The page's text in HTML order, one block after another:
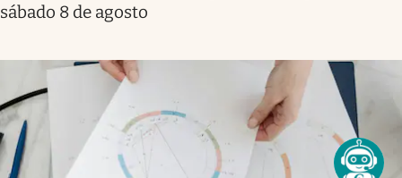
sábado 8 de agosto